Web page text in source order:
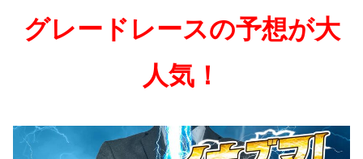
グレードレースの予想が大
人気！